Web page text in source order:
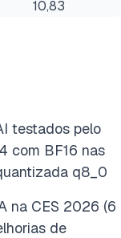
10,83
testados pelo
com BF16 nas
q8_0
na CES 2026 (6
de